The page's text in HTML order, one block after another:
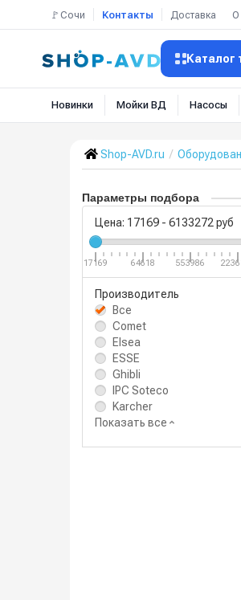
🚩Сочи Контакты Доставка О
Каталог
Новинки Мойки ВД Насосы
Shop-AVD.ru
Параметры подбора
Цена: 17169 - 6133272 руб
17169 64618 553986
Производитель
Все
Comet
Elsea
ESSE
Ghibli
IPC Soteco
Karcher
Показать все